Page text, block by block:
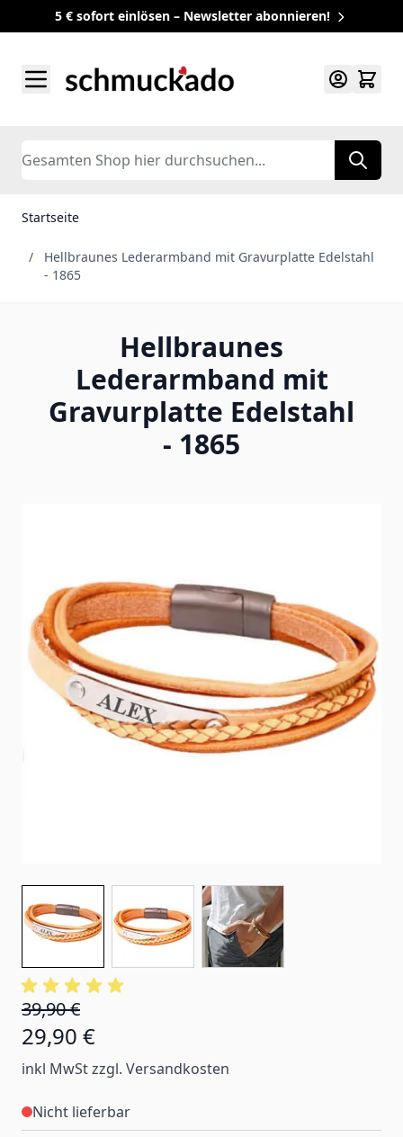
5 € sofort einlösen – Newsletter abonnieren!
Search
Startseite
/
Hellbraunes Lederarmband mit Gravurplatte Edelstahl
- 1865
Hellbraunes
Lederarmband mit
Gravurplatte Edelstahl
- 1865
39,90 €
29,90 €
inkl MwSt zzgl. Versandkosten
Nicht lieferbar